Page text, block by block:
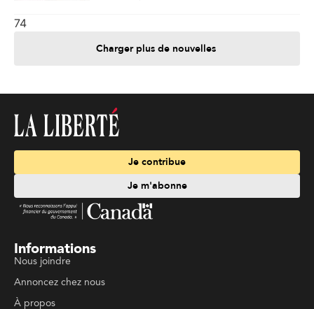
74
Charger plus de nouvelles
Je contribue
Je m'abonne
Informations
Nous joindre
Annoncez chez nous
À propos